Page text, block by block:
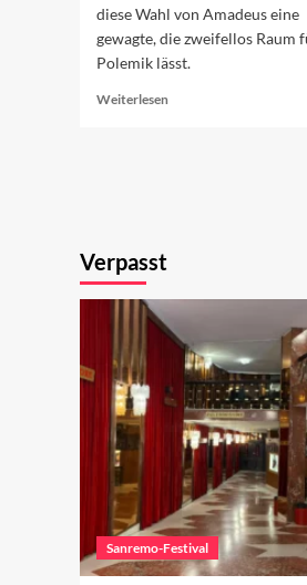
diese Wahl von Amadeus eine
gewagte, die zweifellos Raum
Polemik lässt.
Weiterlesen
Verpasst
Sanremo-Festival